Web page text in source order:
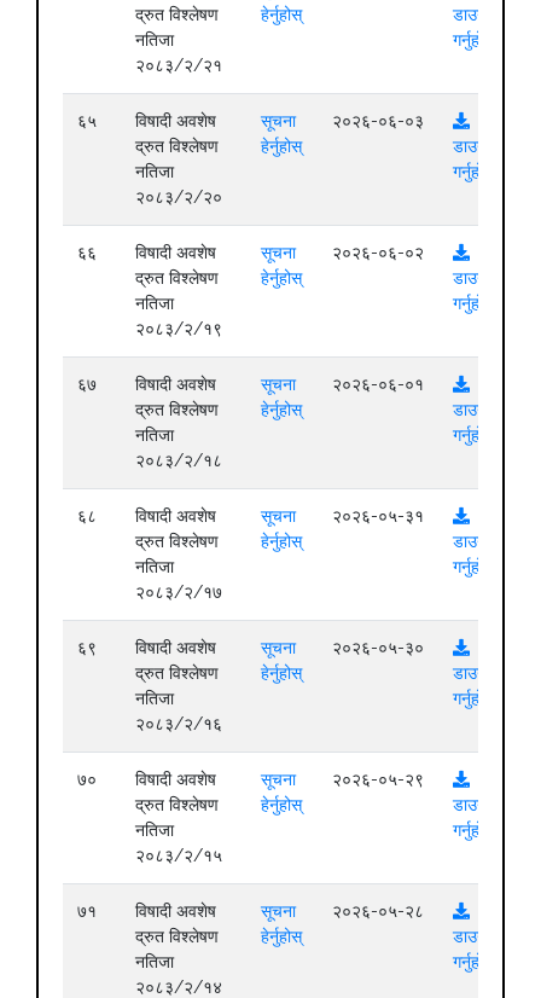
द्रुत विश्लेषण
नतिजा
२०८३/२/२१
हेर्नुहोस्
डाउनलोड
गर्नुहोस्
६५
विषादी अवशेष
द्रुत विश्लेषण
नतिजा
२०८३/२/२०
सूचना
हेर्नुहोस्
२०२६-०६-०३
डाउनलोड
गर्नुहोस्
६६
विषादी अवशेष
द्रुत विश्लेषण
नतिजा
२०८३/२/१९
सूचना
हेर्नुहोस्
२०२६-०६-०२
डाउनलोड
गर्नुहोस्
६७
विषादी अवशेष
द्रुत विश्लेषण
नतिजा
२०८३/२/१८
सूचना
हेर्नुहोस्
२०२६-०६-०१
डाउनलोड
गर्नुहोस्
६८
विषादी अवशेष
द्रुत विश्लेषण
नतिजा
२०८३/२/१७
सूचना
हेर्नुहोस्
२०२६-०५-३१
डाउनलोड
गर्नुहोस्
६९
विषादी अवशेष
द्रुत विश्लेषण
नतिजा
२०८३/२/१६
सूचना
हेर्नुहोस्
२०२६-०५-३०
डाउनलोड
गर्नुहोस्
७०
विषादी अवशेष
द्रुत विश्लेषण
नतिजा
२०८३/२/१५
सूचना
हेर्नुहोस्
२०२६-०५-२९
डाउनलोड
गर्नुहोस्
७१
विषादी अवशेष
द्रुत विश्लेषण
नतिजा
२०८३/२/१४
सूचना
हेर्नुहोस्
२०२६-०५-२८
डाउनलोड
गर्नुहोस्